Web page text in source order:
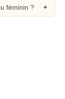
féminin ?